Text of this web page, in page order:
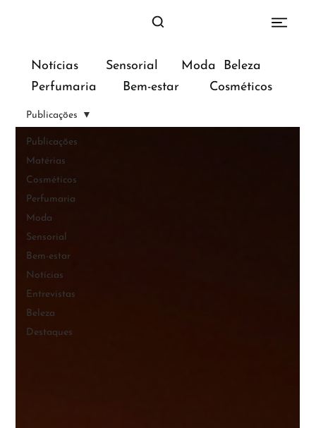
Cosméticos
Perfumaria
Moda
Bem-estar
Beleza
Sensorial
Notícias
Publicações
Matérias
Cosméticos
Perfumaria
Moda
Sensorial
Bem-estar
Notícias
Entrevistas
Beleza
Destaques
Publicações